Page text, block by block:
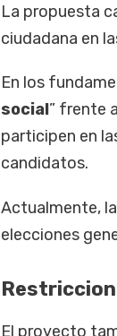
La propuesta
ciudadana en
En los
social” frente
participen en
candidatos.
Actualmente,
elecciones
El proyecto